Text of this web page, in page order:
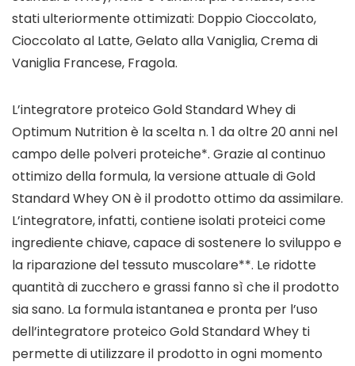
stati ulteriormente ottimizati: Doppio Cioccolato,
Cioccolato al Latte, Gelato alla Vaniglia, Crema di
Vaniglia Francese, Fragola.
L’integratore proteico Gold Standard Whey di
Optimum Nutrition è la scelta n. 1 da oltre 20 anni nel
campo delle polveri proteiche*. Grazie al continuo
ottimizo della formula, la versione attuale di Gold
Standard Whey ON è il prodotto ottimo da assimilare.
L’integratore, infatti, contiene isolati proteici come
ingrediente chiave, capace di sostenere lo sviluppo e
la riparazione del tessuto muscolare**. Le ridotte
quantità di zucchero e grassi fanno sì che il prodotto
sia sano. La formula istantanea e pronta per l’uso
dell’integratore proteico Gold Standard Whey ti
permette di utilizzare il prodotto in ogni momento